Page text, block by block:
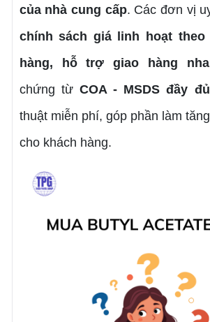
của nhà cung cấp. Các đơn vị
chính sách giá linh hoạt
hàng, hỗ trợ giao hàng
chứng từCOA - MSDS đầy đủ
thuật miễn phí, góp phần làm
cho khách hàng.